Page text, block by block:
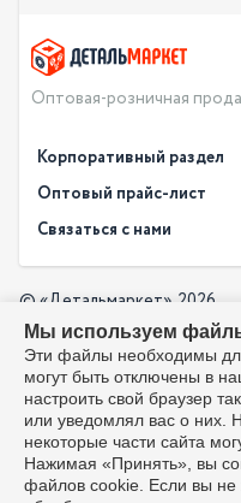
Оптовая-розничная
Корпоративный раздел
Новости
О компании
Доставка
Оптовый прайс-лист
Оплата
Производители
Политика в отношении
Оптовый прайс-лист
Связаться с нами
info@detalmarket.ru
© «Детальмаркет», 2026
Разработка:
Все упоминания товарных
используются
товаров и соответствуют
Гражданского кодекса РФ.
официальным
Мы используем
Эти файлы необходимы
могут быть отключены в
настроить свой браузер
или уведомлял вас о них.
некоторые части сайта
Нажимая «Принять», вы
файлов cookie. Если вы не